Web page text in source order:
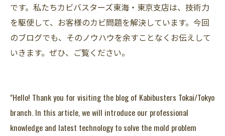
です。私たちカビバスターズ東海・東京支店は、技術力
を駆使して、お客様のカビ問題を解決しています。今回
のブログでも、そのノウハウを余すことなくお伝えして
いきます。ぜひ、ご覧ください。
"Hello! Thank you for visiting the blog of Kabibusters Tokai/Tokyo
branch. In this article, we will introduce our professional
knowledge and latest technology to solve the mold problem